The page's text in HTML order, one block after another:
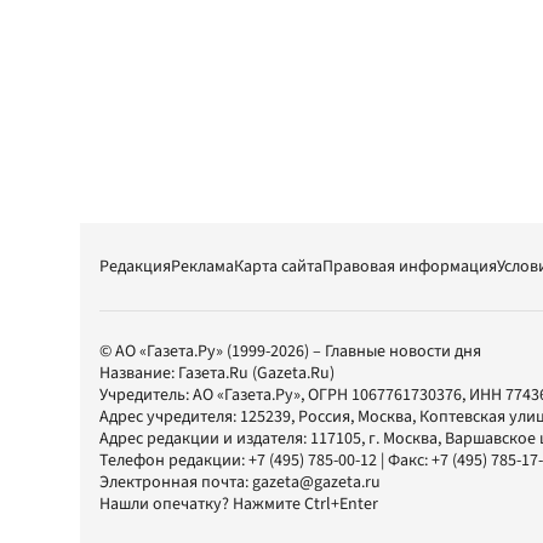
РедакцияРекламаКарта сайтаПравовая информация
© АО «Газета.Ру» (1999-2026) – Главные новости дня
Название: Газета.Ru (Gazeta.Ru)
Учредитель:АО «Газета.Ру», ОГРН 1067761730376, ИНН
Адрес учредителя: 125239, Россия, Москва, Коптевская
Адрес редакции и издателя: 117105, г. Москва, Варшавское
Телефон редакции:+7 (495) 785-00-12 | Факс:+7 (495) 785-
Электронная почта:gazeta@gazeta.ru
Нашли опечатку? Нажмите Ctrl+Enter